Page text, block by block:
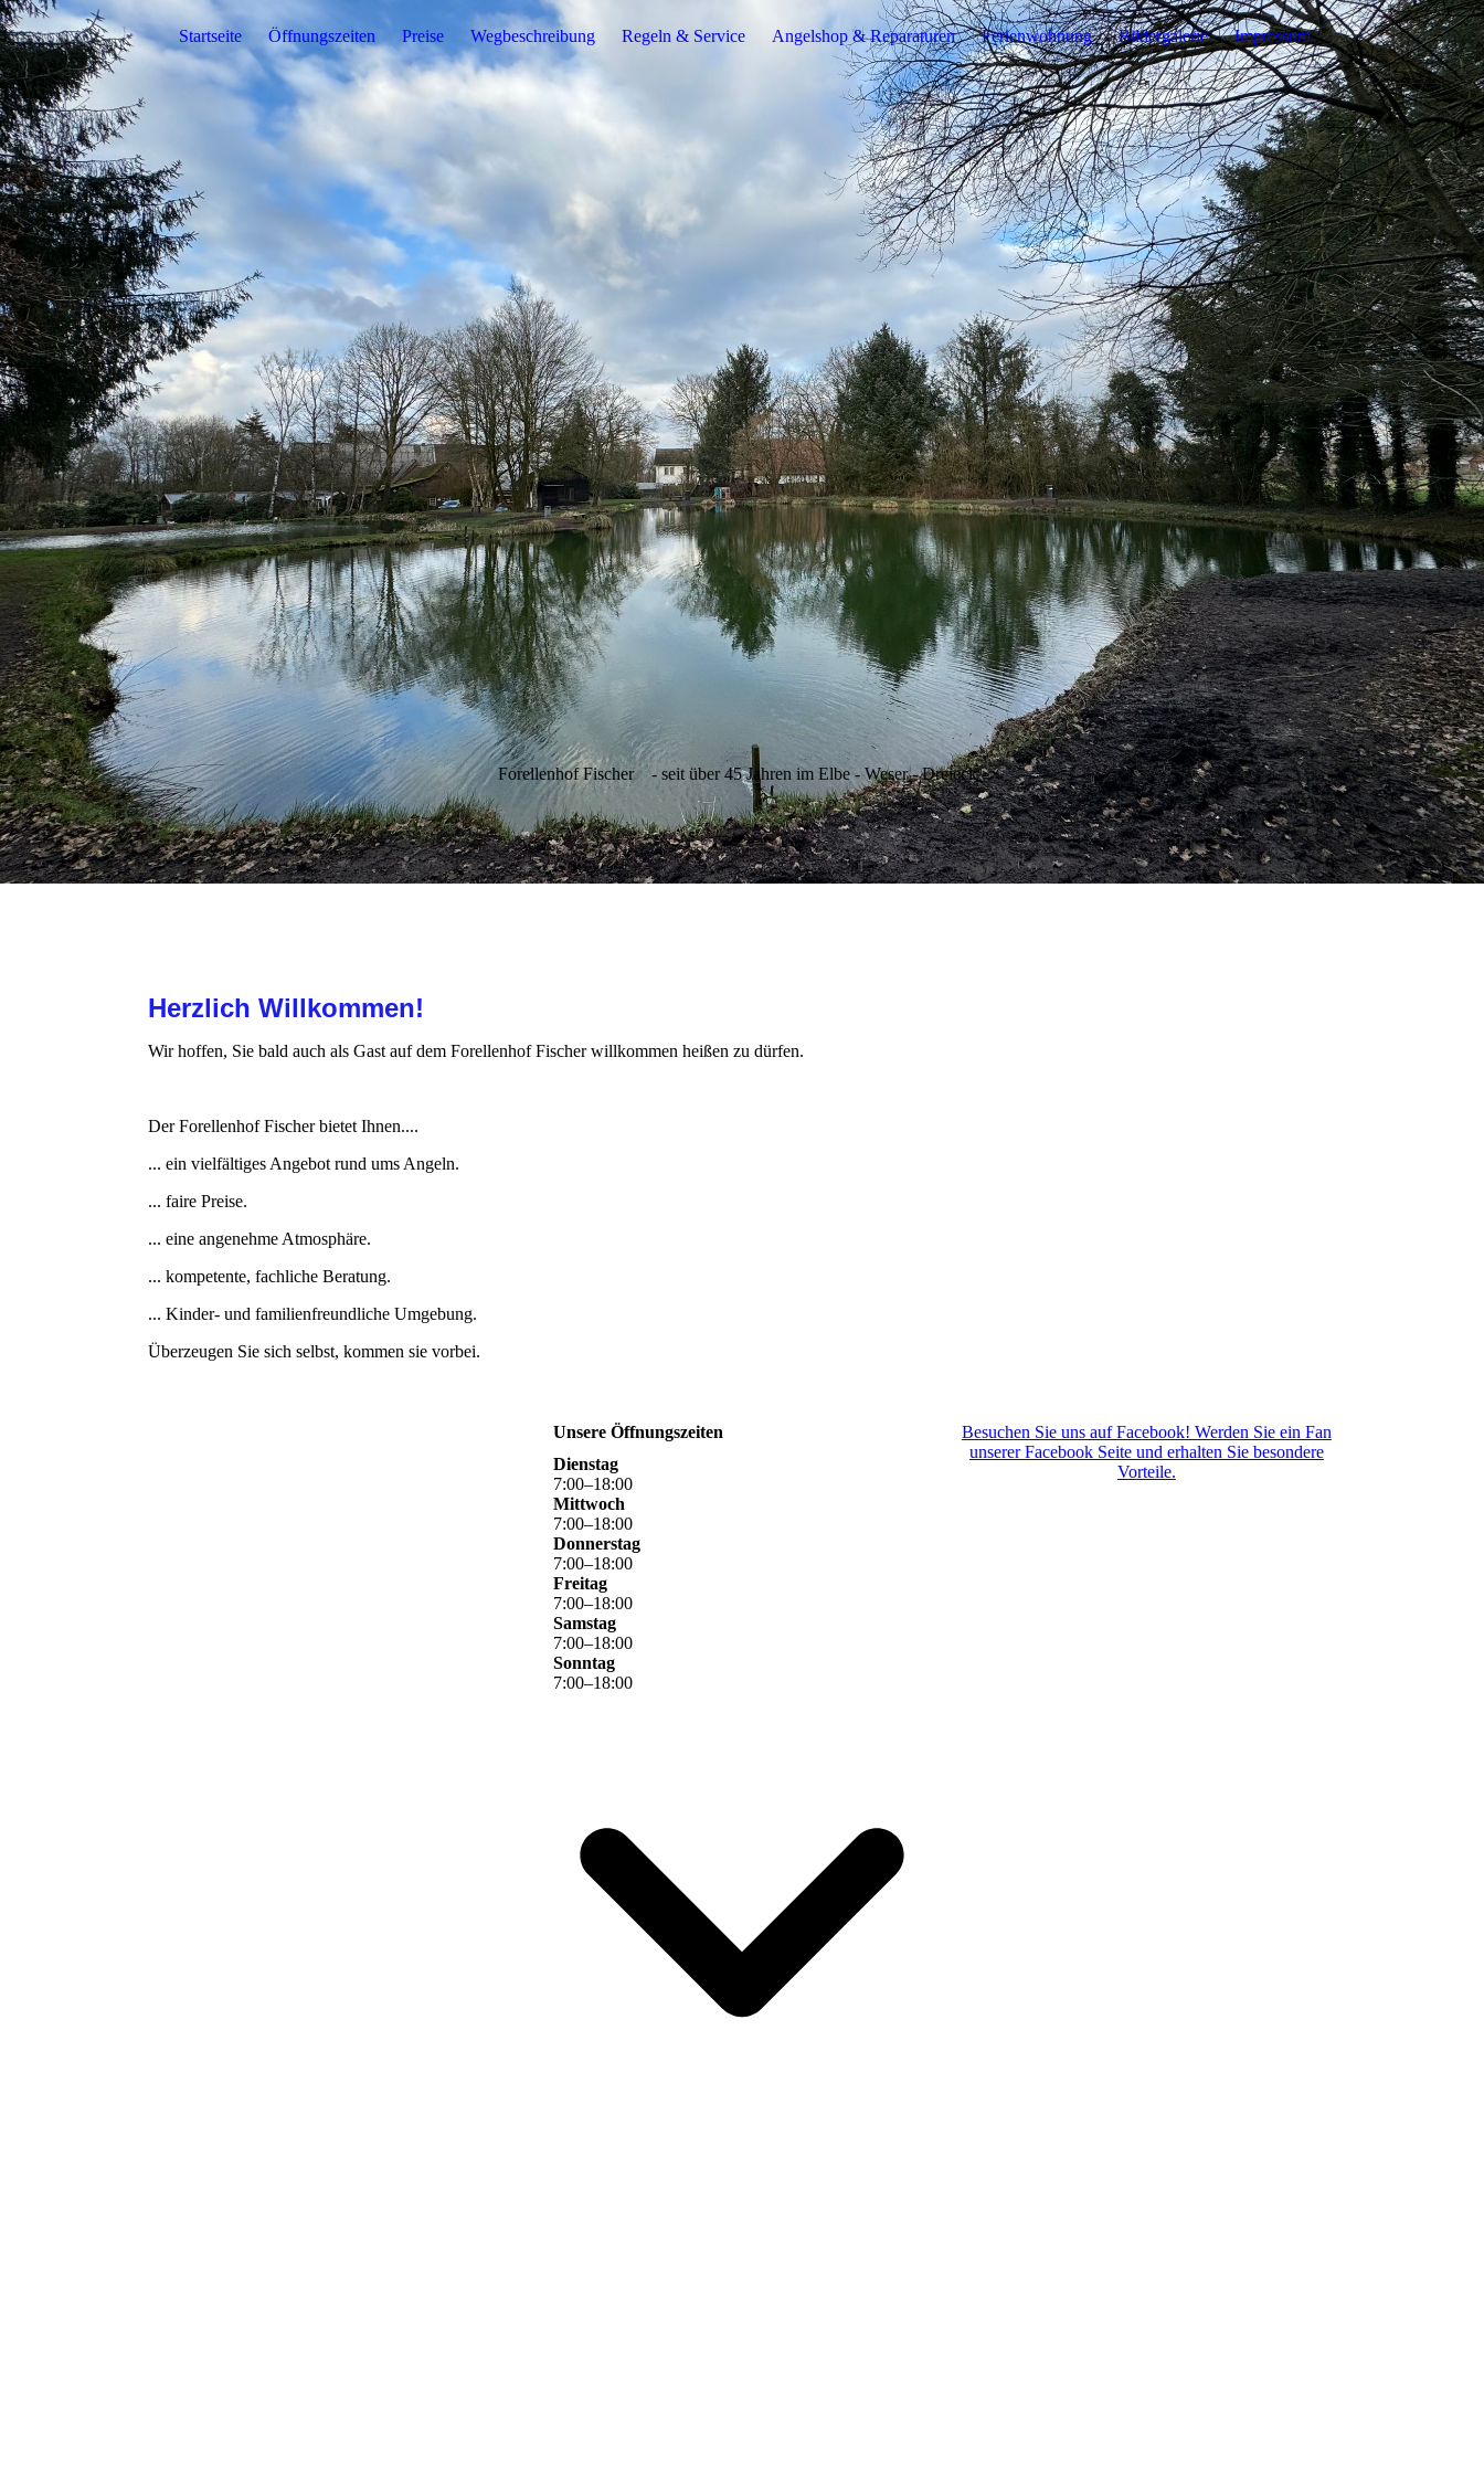
Startseite Öffnungszeiten Preise Wegbeschreibung Regeln & Service Angelshop & Reparaturen Ferienwohnung Bildergalerie Impressum
Forellenhof Fischer - seit über 45 Jahren im Elbe - Weser - Dreieck -
Herzlich Willkommen!
Wir hoffen, Sie bald auch als Gast auf dem Forellenhof Fischer willkommen heißen zu dürfen.
Der Forellenhof Fischer bietet Ihnen....
... ein vielfältiges Angebot rund ums Angeln.
... faire Preise.
... eine angenehme Atmosphäre.
... kompetente, fachliche Beratung.
... Kinder- und familienfreundliche Umgebung.
Überzeugen Sie sich selbst, kommen sie vorbei.
Unsere Öffnungszeiten
Dienstag
7:00–18:00
Mittwoch
7:00–18:00
Donnerstag
7:00–18:00
Freitag
7:00–18:00
Samstag
7:00–18:00
Sonntag
7:00–18:00
Besuchen Sie uns auf Facebook! Werden Sie ein Fan
unserer Facebook Seite und erhalten Sie besondere
Vorteile.